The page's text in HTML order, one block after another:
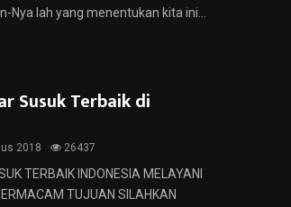
lah yang menentukan kita ini...
Susuk Terbaik di
2018 26437
TERBAIK INDONESIA MELAYANI
TUJUAN SILAHKAN